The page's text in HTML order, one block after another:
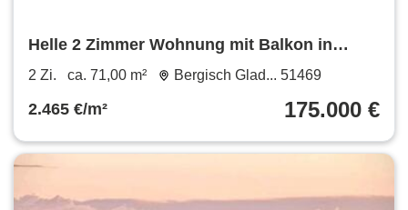
Helle 2 Zimmer Wohnung mit Balkon in
Bergisch Gladbach - Gronau
2 Zi. ca. 71,00 m² Bergisch Glad... 51469
2.465 €/m² 175.000 €